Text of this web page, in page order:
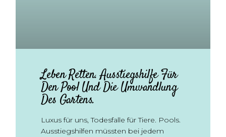
Leben Retten. Ausstiegshilfe Für
Den Pool Und Die Umwandlung
Des Gartens.
Luxus für uns, Todesfalle für Tiere. Pools.
Ausstiegshilfen müssten bei jedem